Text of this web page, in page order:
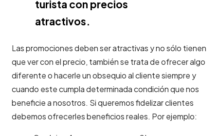
turista con precios
atractivos.
Las promociones deben ser atractivas y no sólo tienen
que ver con el precio, también se trata de ofrecer algo
diferente o hacerle un obsequio al cliente siempre y
cuando este cumpla determinada condición que nos
beneficie a nosotros. Si queremos fidelizar clientes
debemos ofrecerles beneficios reales. Por ejemplo: